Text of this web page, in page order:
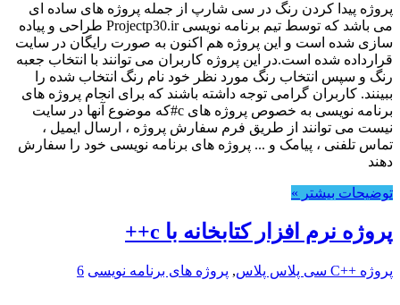
پروژه پیدا کردن رنگ در سی شارپ از جمله پروژه های ساده ای
می باشد که توسط تیم برنامه نویسی Projectp30.ir طراحی و پیاده
سازی شده است و این پروژه هم اکنون به صورت رایگان در سایت
قرارداده شده است.در این پروژه کاربران می توانند با انتخاب جعبه
رنگ و سپس انتخاب رنگ مورد نظر خود نام رنگ انتخاب شده را
ببینند. کاربران گرامی توجه داشته باشند که برای انجام پروژه های
برنامه نویسی به خصوص پروژه های c#که موضوع آنها در سایت
نیست می توانند از طریق فرم سفارش پروژه ، ارسال ایمیل ،
تماس تلفنی ، پیامک و ... پروژه های برنامه نویسی خود را سفارش
دهند
توضیحات بیشتر »
پروژه نرم افزار کتابخانه با c++
پروژه ++C سی پلاس پلاس , پروژه های برنامه نویسی 6